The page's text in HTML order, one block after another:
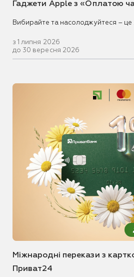
Гаджети Apple з «Оплатою
Вибирайте та насолоджуйтеся – це
з 1 липня 2026
до 30 вересня 2026
Міжнародні перекази з
Приват24